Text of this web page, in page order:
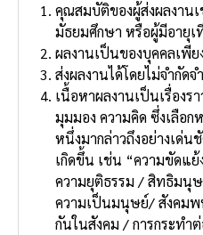
คุณสมบัติของผู้ส่งผลงานเ
มัธยมศึกษา หรือผู้มีอายุเ
ผลงานเป็นของบุคคลเพีย
ส่งผลงานได้โดยไม่จํากัด
เนื้อหาผลงานเป็นเรื่องร
มุมมอง ความคิด ซึ่งเลือก
หนึ่งมากล่าวถึงอย่างเด่น
เกิดขึ้น เช่น “ความขัดแ
ความยุติธรรม / สิทธิมนุ
ความเป็นมนุษย์/ สังคม
กันในสังคม / การกระทํา